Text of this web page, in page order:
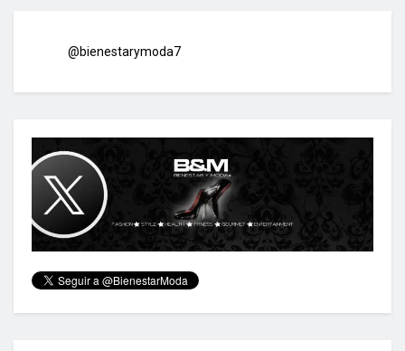
@bienestarymoda7